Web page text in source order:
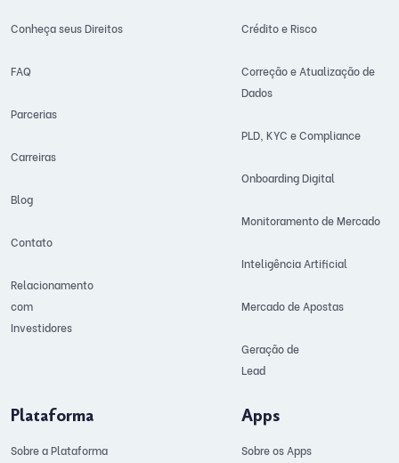
Conheça seus Direitos
FAQ
Parcerias
Carreiras
Blog
Contato
Relacionamento
com
Investidores
Crédito e Risco
Correção e Atualização de
Dados
PLD, KYC e Compliance
Onboarding Digital
Monitoramento de Mercado
Inteligência Artificial
Mercado de Apostas
Geração de
Lead
Plataforma
Sobre a Plataforma
Apps
Sobre os Apps